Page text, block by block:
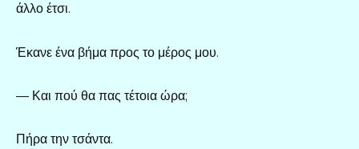
άλλο έτσι.
Έκανε ένα βήμα προς το μέρος μου.
— Και πού θα πας τέτοια ώρα;
Πήρα την τσάντα.